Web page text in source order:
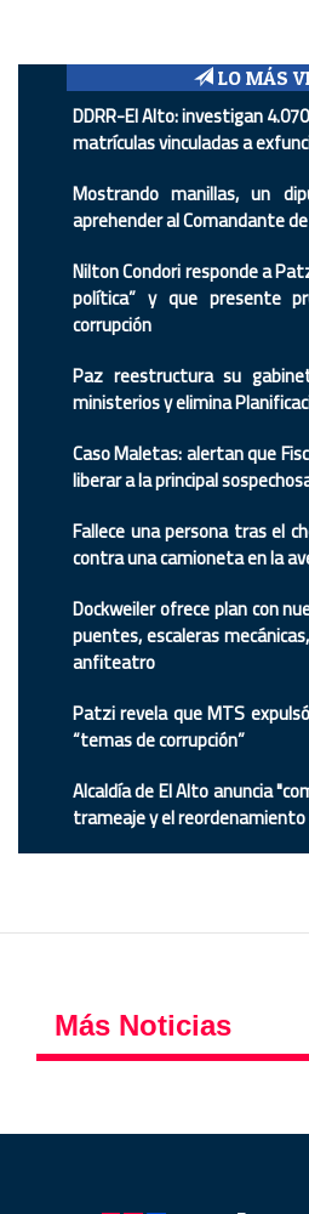
LO MÁS
DDRR-El Alto: investigan
matrículas vinculadas a
Mostrando manillas, un
aprehender al Comandante
Nilton Condori responde a
política” y que presente
corrupción
Paz reestructura su
ministerios y elimina
Caso Maletas: alertan que
liberar a la principal
Fallece una persona tras el
contra una camioneta en la
Dockweiler ofrece plan con
puentes, escaleras
anfiteatro
Patzi revela que MTS
“temas de corrupción”
Alcaldía de El Alto anuncia
trameaje y el reordenamiento
Más Noticias